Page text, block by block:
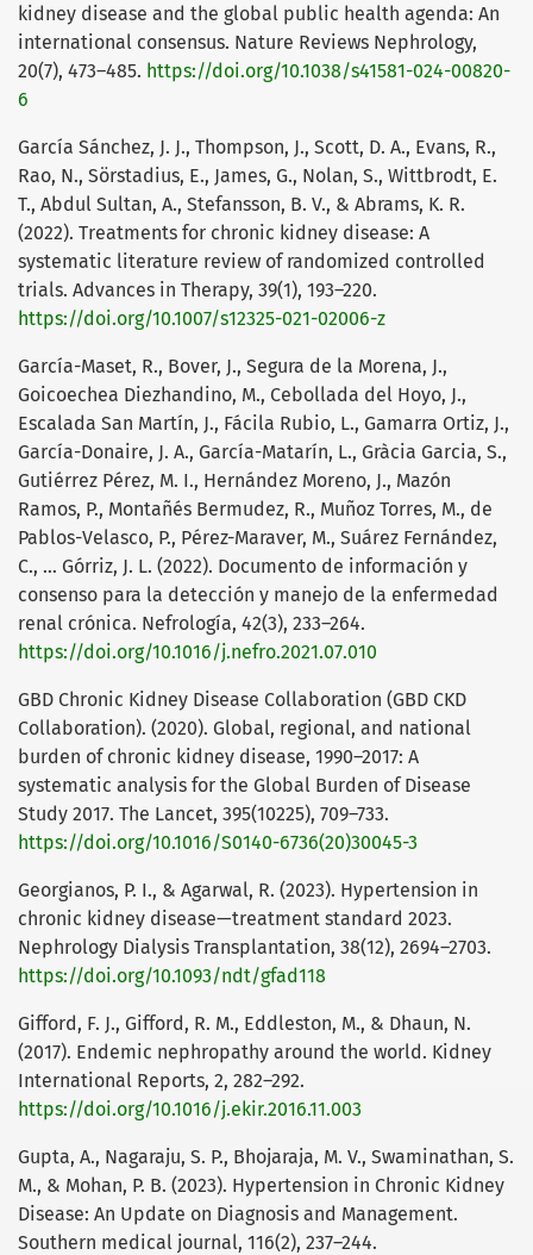
kidney disease and the global public health agenda: An
international consensus. Nature Reviews Nephrology,
20(7), 473–485. https://doi.org/10.1038/s41581-024-00820-
6
García Sánchez, J. J., Thompson, J., Scott, D. A., Evans, R.,
Rao, N., Sörstadius, E., James, G., Nolan, S., Wittbrodt, E.
T., Abdul Sultan, A., Stefansson, B. V., & Abrams, K. R.
(2022). Treatments for chronic kidney disease: A
systematic literature review of randomized controlled
trials. Advances in Therapy, 39(1), 193–220.
https://doi.org/10.1007/s12325-021-02006-z
García-Maset, R., Bover, J., Segura de la Morena, J.,
Goicoechea Diezhandino, M., Cebollada del Hoyo, J.,
Escalada San Martín, J., Fácila Rubio, L., Gamarra Ortiz, J.,
García-Donaire, J. A., García-Matarín, L., Gràcia Garcia, S.,
Gutiérrez Pérez, M. I., Hernández Moreno, J., Mazón
Ramos, P., Montañés Bermudez, R., Muñoz Torres, M., de
Pablos-Velasco, P., Pérez-Maraver, M., Suárez Fernández,
C., … Górriz, J. L. (2022). Documento de información y
consenso para la detección y manejo de la enfermedad
renal crónica. Nefrología, 42(3), 233–264.
https://doi.org/10.1016/j.nefro.2021.07.010
GBD Chronic Kidney Disease Collaboration (GBD CKD
Collaboration). (2020). Global, regional, and national
burden of chronic kidney disease, 1990–2017: A
systematic analysis for the Global Burden of Disease
Study 2017. The Lancet, 395(10225), 709–733.
https://doi.org/10.1016/S0140-6736(20)30045-3
Georgianos, P. I., & Agarwal, R. (2023). Hypertension in
chronic kidney disease—treatment standard 2023.
Nephrology Dialysis Transplantation, 38(12), 2694–2703.
https://doi.org/10.1093/ndt/gfad118
Gifford, F. J., Gifford, R. M., Eddleston, M., & Dhaun, N.
(2017). Endemic nephropathy around the world. Kidney
International Reports, 2, 282–292.
https://doi.org/10.1016/j.ekir.2016.11.003
Gupta, A., Nagaraju, S. P., Bhojaraja, M. V., Swaminathan, S.
M., & Mohan, P. B. (2023). Hypertension in Chronic Kidney
Disease: An Update on Diagnosis and Management.
Southern medical journal, 116(2), 237–244.